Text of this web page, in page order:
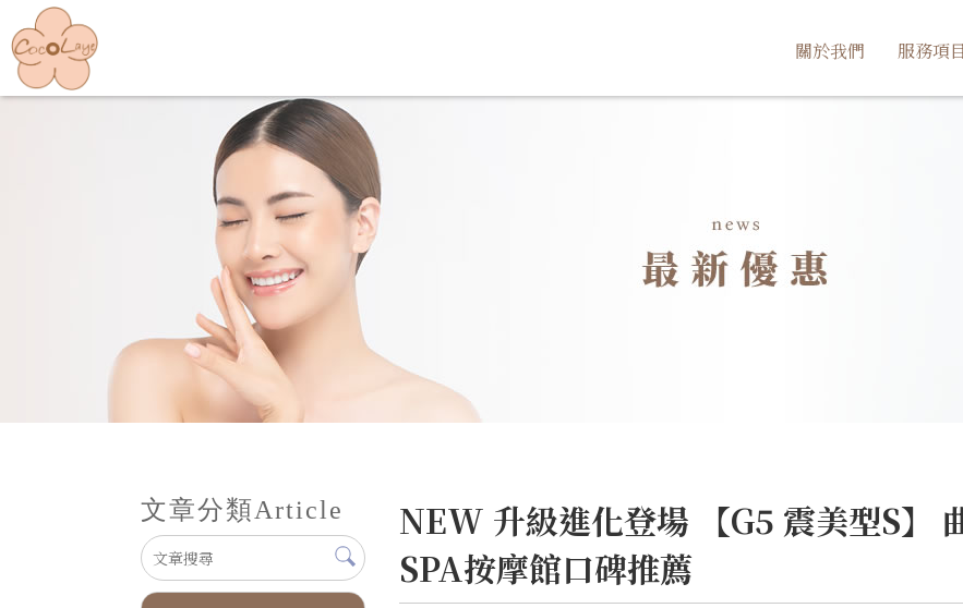
關於我們 服務項目
文章分類Article
NEW 升級進化登場 【G5 震美型S】
SPA按摩館口碑推薦